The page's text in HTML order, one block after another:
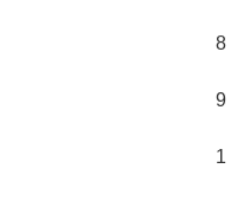
8
9
1